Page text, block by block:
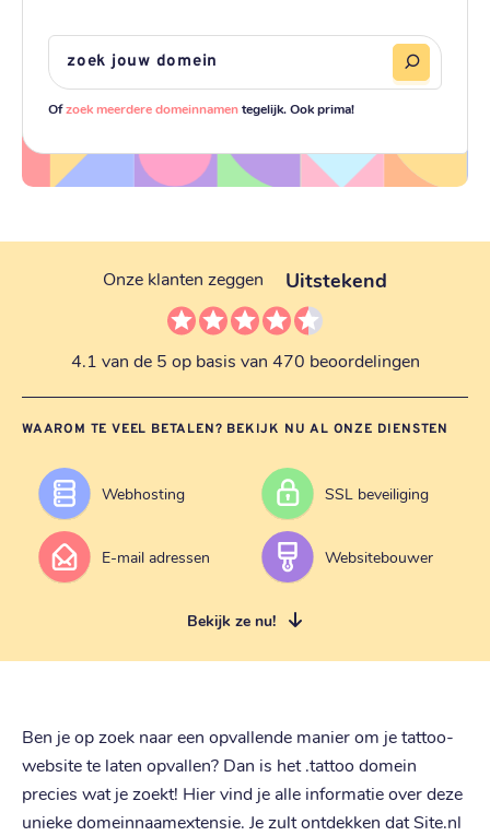
Ofzoek meerdere domeinnamentegelijk. Ook prima!
Onze klanten zeggen Uitstekend
4.1 van de 5 op basis van 470 beoordelingen
WAAROM TE VEEL BETALEN? BEKIJK NU AL ONZE DIENSTEN
Webhosting SSL beveiliging
E-mail adressen Websitebouwer
Bekijk ze nu!
Ben je op zoek naar een opvallende manier om je tattoo-
website te laten opvallen? Dan is het .tattoo domein
precies wat je zoekt! Hier vind je alle informatie over deze
unieke domeinnaamextensie. Je zult ontdekken dat Site.nl